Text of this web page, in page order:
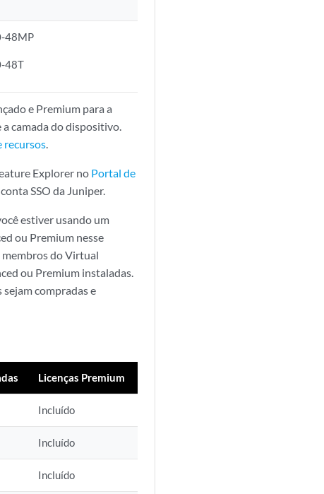
48MP
48T
e Premium para a
camada do dispositivo.
recursos.
Explorer no Portal de
SSO da Juniper.
estiver usando um
ou Premium nesse
membros do Virtual
ou Premium instaladas.
compradas e
Licenças Premium
Incluído
Incluído
Incluído